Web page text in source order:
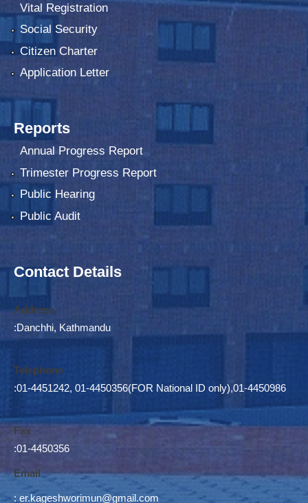
Vital Registration
Social Security
Citizen Charter
Application Letter
Reports
Annual Progress Report
Trimester Progress Report
Public Hearing
Public Audit
Contact Details
Address
:Danchhi, Kathmandu
Telephone
:01-4451242, 01-4450356(FOR National ID only),01-4450986
Fax
:01-4450356
Email
: er.kageshworimun@gmail.com